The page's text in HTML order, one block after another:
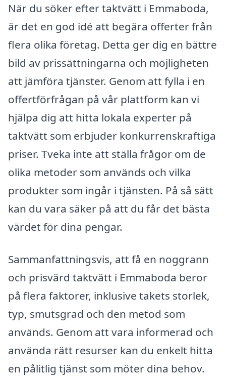
När du söker efter taktvätt i Emmaboda,
är det en god idé att begära offerter från
flera olika företag. Detta ger dig en bättre
bild av prissättningarna och möjligheten
att jämföra tjänster. Genom att fylla i en
offertförfrågan på vår plattform kan vi
hjälpa dig att hitta lokala experter på
taktvätt som erbjuder konkurrenskraftiga
priser. Tveka inte att ställa frågor om de
olika metoder som används och vilka
produkter som ingår i tjänsten. På så sätt
kan du vara säker på att du får det bästa
värdet för dina pengar.
Sammanfattningsvis, att få en noggrann
och prisvärd taktvätt i Emmaboda beror
på flera faktorer, inklusive takets storlek,
typ, smutsgrad och den metod som
används. Genom att vara informerad och
använda rätt resurser kan du enkelt hitta
en pålitlig tjänst som möter dina behov.